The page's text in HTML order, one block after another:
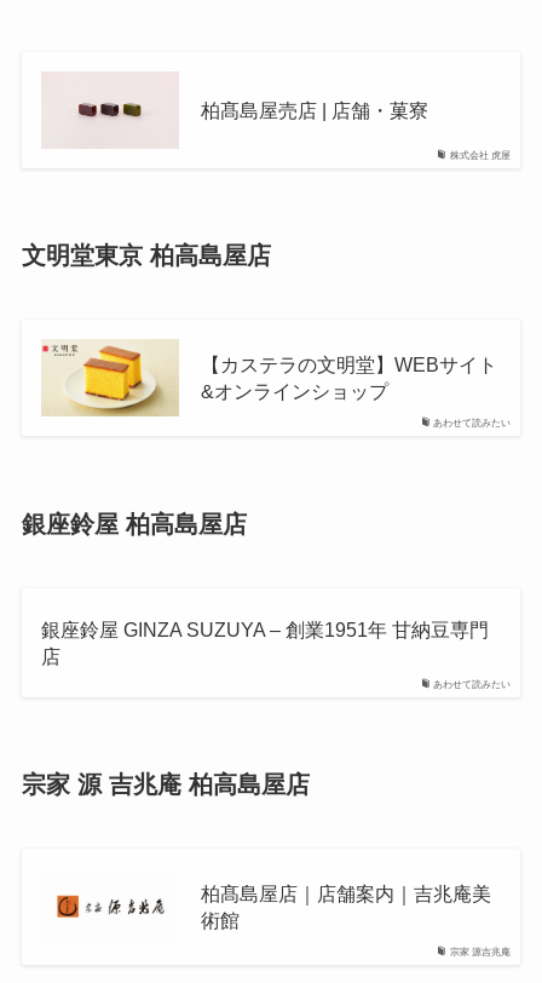
株式会社 虎屋
柏髙島屋売店 | 店舗・菓寮
文明堂東京 柏高島屋店
あわせて読みたい
【カステラの文明堂】WEBサイト
&オンラインショップ
銀座鈴屋 柏高島屋店
あわせて読みたい
銀座鈴屋 GINZA SUZUYA – 創業1951年 甘納豆専門
店
宗家 源 吉兆庵 柏高島屋店
宗家 源吉兆庵
柏髙島屋店｜店舗案内｜吉兆庵美
術館